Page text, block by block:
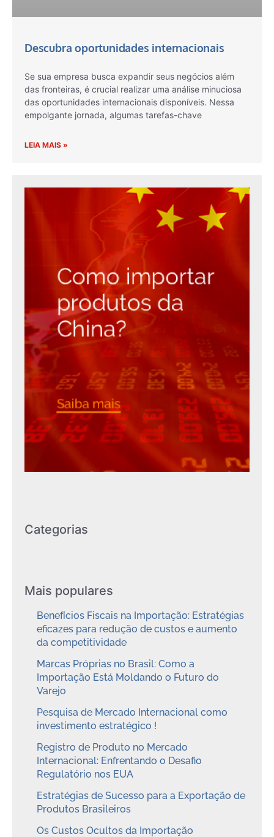
Descubra oportunidades internacionais
Se sua empresa busca expandir seus negócios além
das fronteiras, é crucial realizar uma análise minuciosa
das oportunidades internacionais disponíveis. Nessa
empolgante jornada, algumas tarefas-chave
LEIA MAIS »
Categorias
Mais populares
Benefícios Fiscais na Importação: Estratégias
eficazes para redução de custos e aumento
da competitividade
Marcas Próprias no Brasil: Como a
Importação Está Moldando o Futuro do
Varejo
Pesquisa de Mercado Internacional como
investimento estratégico !
Registro de Produto no Mercado
Internacional: Enfrentando o Desafio
Regulatório nos EUA
Estratégias de Sucesso para a Exportação de
Produtos Brasileiros
Os Custos Ocultos da Importação